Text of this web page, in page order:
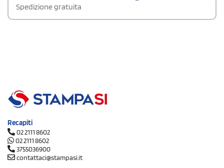
Spedizione gratuita
Recapiti
02 2111 8602
02 2111 8602
3755036900
contattaci@stampasi.it